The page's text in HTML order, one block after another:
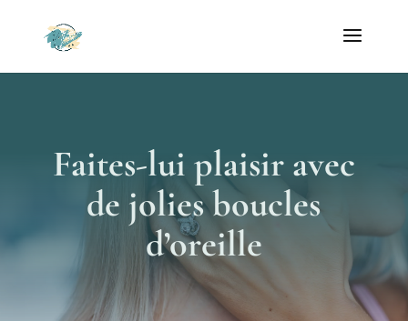
Faites-lui plaisir avec
de jolies boucles
d’oreille